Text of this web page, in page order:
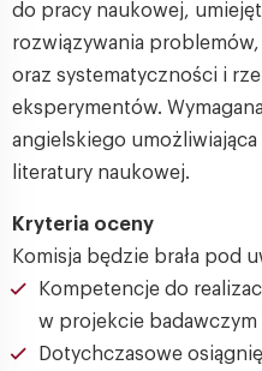
do pracy naukowej,
rozwiązywania
oraz systematyczności i
eksperymentów.
angielskiego
literatury naukowej.
Kryteria oceny
Komisja będzie brała pod
Kompetencje do
w projekcie badawczym
Dotychczasowe